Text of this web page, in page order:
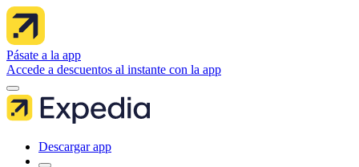
Pásate a la app
Accede a descuentos al instante con la app
Descargar app